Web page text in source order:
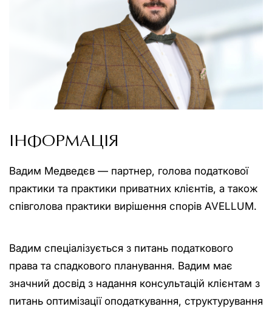
ІНФОРМАЦІЯ
Вадим Медведєв — партнер, голова податкової
практики та практики приватних клієнтів, а також
співголова практики вирішення спорів AVELLUM.
Вадим спеціалізується з питань податкового
права та спадкового планування. Вадим має
значний досвід з надання консультацій клієнтам з
питань оптимізації оподаткування, структурування